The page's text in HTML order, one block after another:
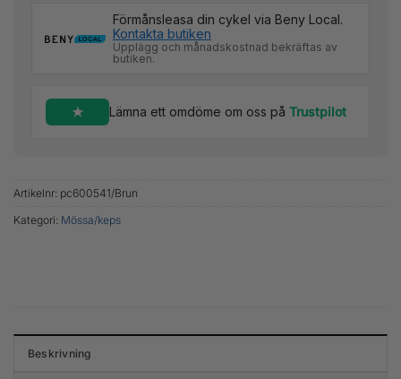
Förmånsleasa din cykel via Beny Local.
Kontakta butiken
Upplägg och månadskostnad bekräftas av
butiken.
Lämna ett omdöme om oss på Trustpilot
Artikelnr: pc600541/Brun
Kategori: Mössa/keps
Beskrivning